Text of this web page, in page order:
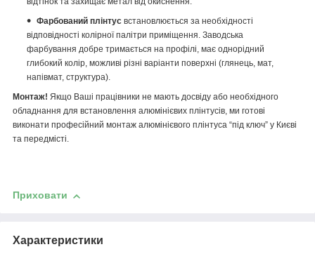
Фарбований плінтус встановлюється за необхідності
відповідності колірної палітри приміщення. Заводська
фарбування добре тримається на профілі, має однорідний
глибокий колір, можливі різні варіанти поверхні (глянець, мат,
напівмат, структура).
Монтаж! Якщо Ваші працівники не мають досвіду або необхідного
обладнання для встановлення алюмінієвих плінтусів, ми готові
виконати професійний монтаж алюмінієвого плінтуса “під ключ” у Києві
та передмісті.
Приховати
Характеристики